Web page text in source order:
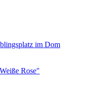
im Dom
Rose"